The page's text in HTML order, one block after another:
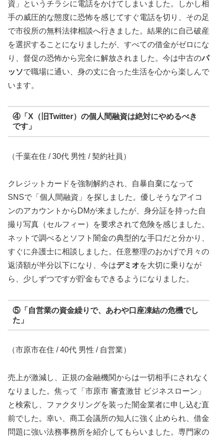
資」というチラシに電話をかけてしまいました。しかし相
手の威圧的な態度に恐怖を感じてすぐ電話を切り、その足
で市役所の無料法律相談へ行きました。結果的に自己破産
を選択することになりましたが、すべての借金がゼロにな
り、督促の恐怖から完全に解放されました。今は中古のパ
ッソで職場に通い、身の丈に合った生活を心から楽しんで
います。
④「X（旧Twitter）の個人間融資は絶対にやめるべき
です」
（千葉在住 / 30代 男性 / 契約社員）
クレジットカードを強制解約され、自暴自棄になって
SNSで「個人間融資」を探しました。優しそうなアイコ
ンのアカウントからDMが来ましたが、身分証を持った自
撮り写真（セルフィー）を要求されて危険を感じました。
ネットで調べるとソフト闇金の典型的な手口だと分かり、
すぐに弁護士に相談しました。任意整理のおかげで月々の
返済額が半分以下になり、今はデミオを大切に乗りなが
ら、少しずつですが貯金もできるようになりました。
⑤「自営業の資金繰りで、あわや口座凍結の危機でし
た」
（市原市在住 / 40代 男性 / 自営業）
売上が激減し、正規の金融機関からは一切相手にされなく
なりました。焦って「市原市 審査激甘 ビジネスローン」
と検索し、ファクタリングを装った闇金業者に申し込む直
前でした。幸い、商工会議所の知人に強く止められ、借金
問題に強い法務事務所を紹介してもらいました。専門家の